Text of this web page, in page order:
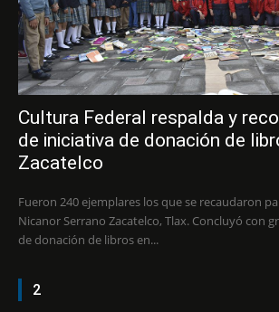
Cultura Federal respalda y
de iniciativa de donación de
Zacatelco
Fueron 240 ejemplares los que se recaudaron
Nicanor Serrano Zacatelco, Tlax. Concluyó con gran éxito la campaña
de donación de libros en...
2